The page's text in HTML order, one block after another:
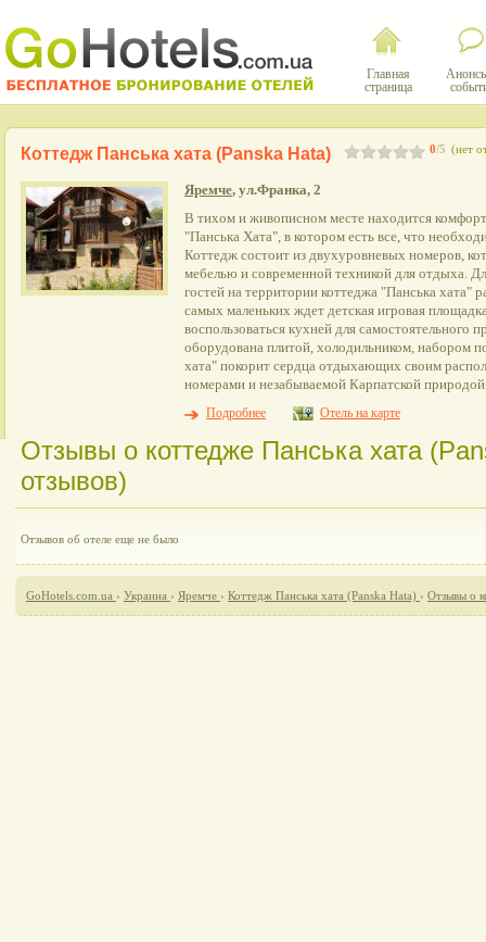
Главная
страница
0/5 (нет
Коттедж Панська хата (Panska Hata)
Яремче, ул.Франка, 2
В тихом и живописном месте находится
"Панська Хата", в котором есть все, что
Коттедж состоит из двухуровневых номеров,
мебелью и современной техникой для отдыха.
гостей на территории коттеджа "Панська хата"
самых маленьких ждет детская игровая
воспользоваться кухней для самостоятельного
оборудована плитой, холодильником, набором
хата" покорит сердца отдыхающих своим
номерами и незабываемой Карпатской
Подробнее
Отель на карте
Отзывы о коттедже Панська хата
отзывов)
Отзывов об отеле еще не было
GoHotels.com.ua › Украина › Яремче › Коттедж Панська хата (Panska Hata) › Отзывы о